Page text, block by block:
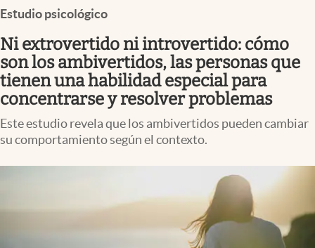
Negocios
Columnistas
Otras secciones
Apertura
Infotechnology
Clase
Estudio psicológico
Ni extrovertido ni introvertido: cómo
son los ambivertidos, las personas que
tienen una habilidad especial para
concentrarse y resolver problemas
Este estudio revela que los ambivertidos pueden cambiar
su comportamiento según el contexto.